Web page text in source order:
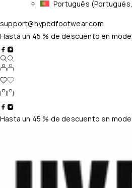
Português (
support@hypedfootwear.com
Hasta un 45 % de descuento en
Hasta un 45 % de descuento en